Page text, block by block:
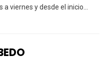
a viernes y desde el inicio